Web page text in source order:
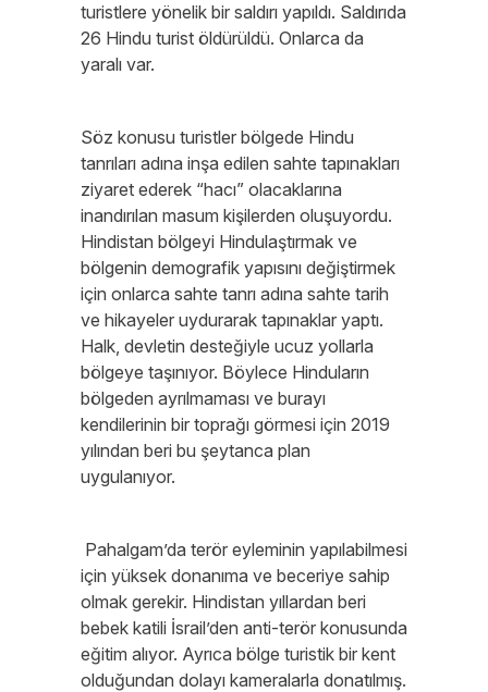
turistlere yönelik bir saldırı yapıldı. Saldırıda
26 Hindu turist öldürüldü. Onlarca da
yaralı var.
Söz konusu turistler bölgede Hindu
tanrıları adına inşa edilen sahte tapınakları
ziyaret ederek “hacı” olacaklarına
inandırılan masum kişilerden oluşuyordu.
Hindistan bölgeyi Hindulaştırmak ve
bölgenin demografik yapısını değiştirmek
için onlarca sahte tanrı adına sahte tarih
ve hikayeler uydurarak tapınaklar yaptı.
Halk, devletin desteğiyle ucuz yollarla
bölgeye taşınıyor. Böylece Hinduların
bölgeden ayrılmaması ve burayı
kendilerinin bir toprağı görmesi için 2019
yılından beri bu şeytanca plan
uygulanıyor.
Pahalgam’da terör eyleminin yapılabilmesi
için yüksek donanıma ve beceriye sahip
olmak gerekir. Hindistan yıllardan beri
bebek katili İsrail’den anti-terör konusunda
eğitim alıyor. Ayrıca bölge turistik bir kent
olduğundan dolayı kameralarla donatılmış.